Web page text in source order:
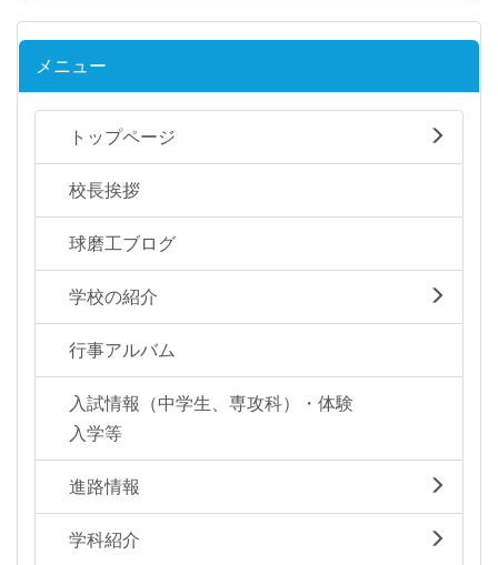
メニュー
トップページ
校長挨拶
球磨工ブログ
学校の紹介
行事アルバム
入試情報（中学生、専攻科）・体験
入学等
進路情報
学科紹介